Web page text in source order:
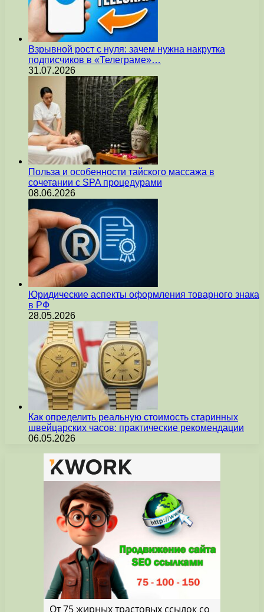
Взрывной рост с нуля: зачем нужна накрутка
подписчиков в «Телеграме»…
31.07.2026
Польза и особенности тайского массажа в
сочетании с SPA процедурами
08.06.2026
Юридические аспекты оформления товарного знака
в РФ
28.05.2026
Как определить реальную стоимость старинных
швейцарских часов: практические рекомендации
06.05.2026